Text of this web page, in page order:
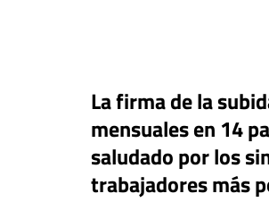
La firma de la
mensuales en 14
saludado por los
trabajadores más